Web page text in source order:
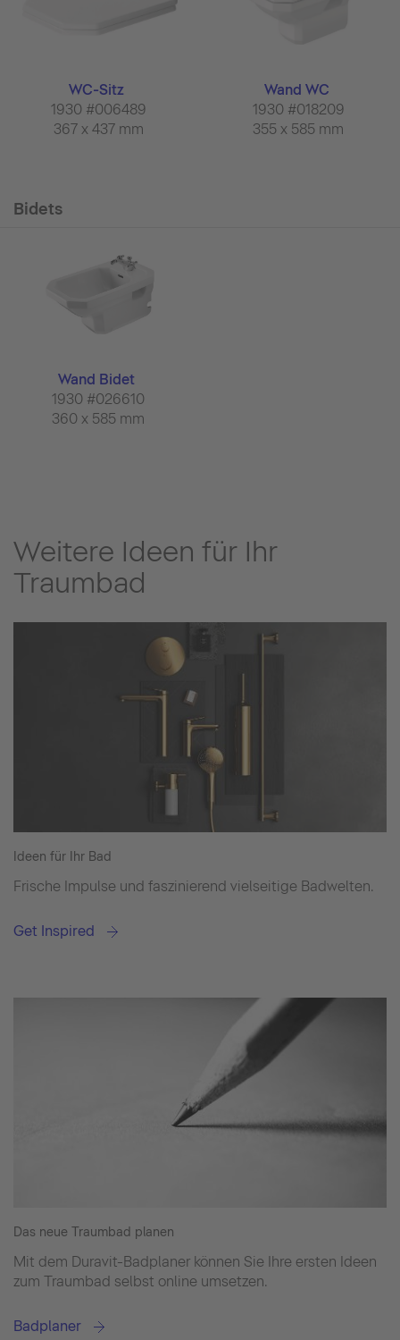
WC-Sitz
1930 #006489
367 x 437 mm
Wand WC
1930 #018209
355 x 585 mm
Bidets
Wand Bidet
1930 #026610
360 x 585 mm
Weitere Ideen für Ihr
Traumbad
Ideen für Ihr Bad
Frische Impulse und faszinierend vielseitige Badwelten.
Get Inspired
Das neue Traumbad planen
Mit dem Duravit-Badplaner können Sie Ihre ersten Ideen
zum Traumbad selbst online umsetzen.
Badplaner